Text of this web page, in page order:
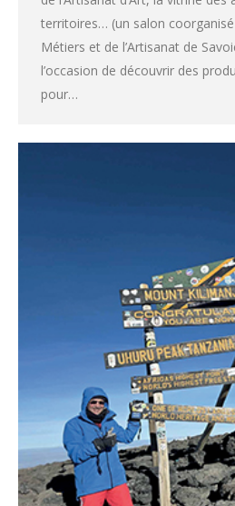
territoires… (un salon
Métiers et de l’Artisanat de
l’occasion de découvrir des
pour…